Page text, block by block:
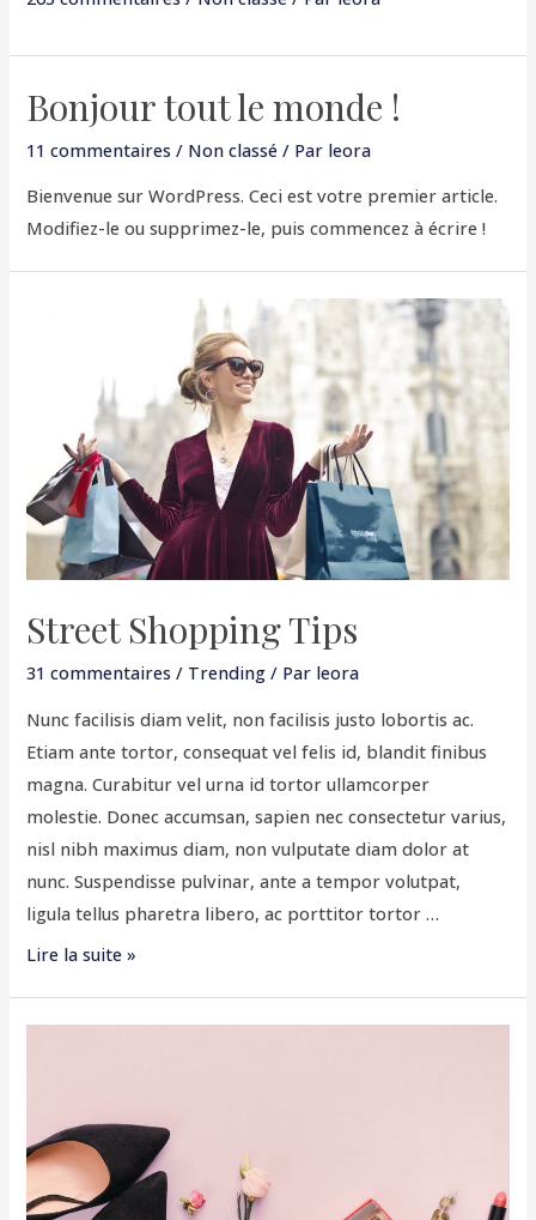
Bonjour tout le monde !
11 commentaires / Non classé / Par leora
Bienvenue sur WordPress. Ceci est votre premier article.
Modifiez-le ou supprimez-le, puis commencez à écrire !
Street Shopping Tips
31 commentaires / Trending / Par leora
Nunc facilisis diam velit, non facilisis justo lobortis ac.
Etiam ante tortor, consequat vel felis id, blandit finibus
magna. Curabitur vel urna id tortor ullamcorper
molestie. Donec accumsan, sapien nec consectetur varius,
nisl nibh maximus diam, non vulputate diam dolor at
nunc. Suspendisse pulvinar, ante a tempor volutpat,
ligula tellus pharetra libero, ac porttitor tortor …
Lire la suite »